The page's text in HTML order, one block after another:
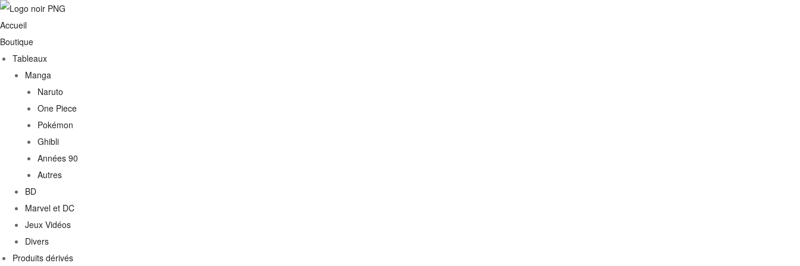
Accueil
Boutique
Tableaux
Manga
Naruto
One Piece
Pokémon
Ghibli
Années 90
Autres
BD
Marvel et DC
Jeux Vidéos
Divers
Produits dérivés